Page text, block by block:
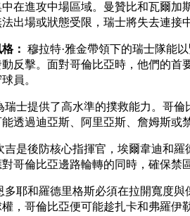
在進攻中場區域。曼贊比和瓦爾
出場或狀態受限，瑞士將失去連接
： 穆拉特·雅金帶領下的瑞士隊能
反擊。面對哥倫比亞時，他們的首
員。
瑞士提供了高水準的撲救能力。哥
透過迪亞斯、阿里亞斯、詹姆斯或
吉是後防核心指揮官，埃爾韋迪和
哥倫比亞邊路輪轉的同時，確保禁
多耶和羅德里格斯必須在拉開寬度
，哥倫比亞便可能趁扎卡和弗羅伊